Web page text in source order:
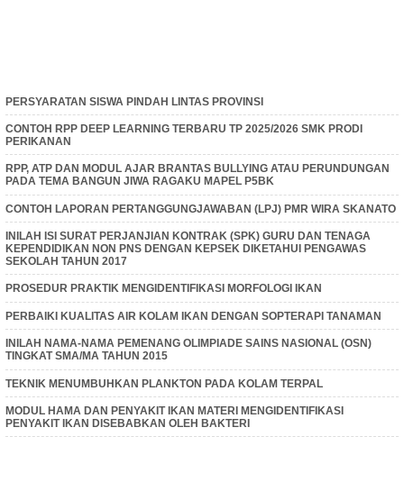
PERSYARATAN SISWA PINDAH LINTAS PROVINSI
CONTOH RPP DEEP LEARNING TERBARU TP 2025/2026 SMK PRODI
PERIKANAN
RPP, ATP DAN MODUL AJAR BRANTAS BULLYING ATAU PERUNDUNGAN
PADA TEMA BANGUN JIWA RAGAKU MAPEL P5BK
CONTOH LAPORAN PERTANGGUNGJAWABAN (LPJ) PMR WIRA SKANATO
INILAH ISI SURAT PERJANJIAN KONTRAK (SPK) GURU DAN TENAGA
KEPENDIDIKAN NON PNS DENGAN KEPSEK DIKETAHUI PENGAWAS
SEKOLAH TAHUN 2017
PROSEDUR PRAKTIK MENGIDENTIFIKASI MORFOLOGI IKAN
PERBAIKI KUALITAS AIR KOLAM IKAN DENGAN SOPTERAPI TANAMAN
INILAH NAMA-NAMA PEMENANG OLIMPIADE SAINS NASIONAL (OSN)
TINGKAT SMA/MA TAHUN 2015
TEKNIK MENUMBUHKAN PLANKTON PADA KOLAM TERPAL
MODUL HAMA DAN PENYAKIT IKAN MATERI MENGIDENTIFIKASI
PENYAKIT IKAN DISEBABKAN OLEH BAKTERI